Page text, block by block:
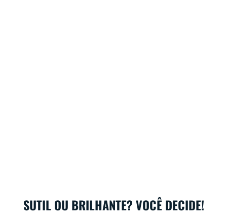
SUTIL OU BRILHANTE? VOCÊ DECIDE!